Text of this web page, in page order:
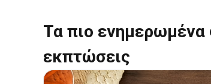
Τα πιο
εκπτώσεις